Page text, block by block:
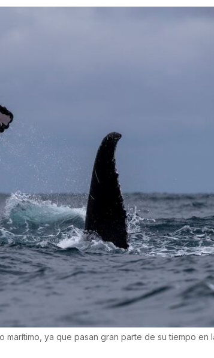
marítimo, ya que pasan gran parte de su tiempo en